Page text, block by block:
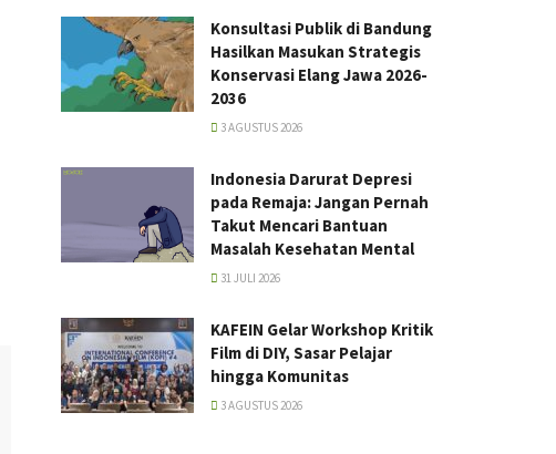
Konsultasi Publik di Bandung
Hasilkan Masukan Strategis
Konservasi Elang Jawa 2026-
2036
3 AGUSTUS 2026
Indonesia Darurat Depresi
pada Remaja: Jangan Pernah
Takut Mencari Bantuan
Masalah Kesehatan Mental
31 JULI 2026
KAFEIN Gelar Workshop Kritik
Film di DIY, Sasar Pelajar
hingga Komunitas
3 AGUSTUS 2026